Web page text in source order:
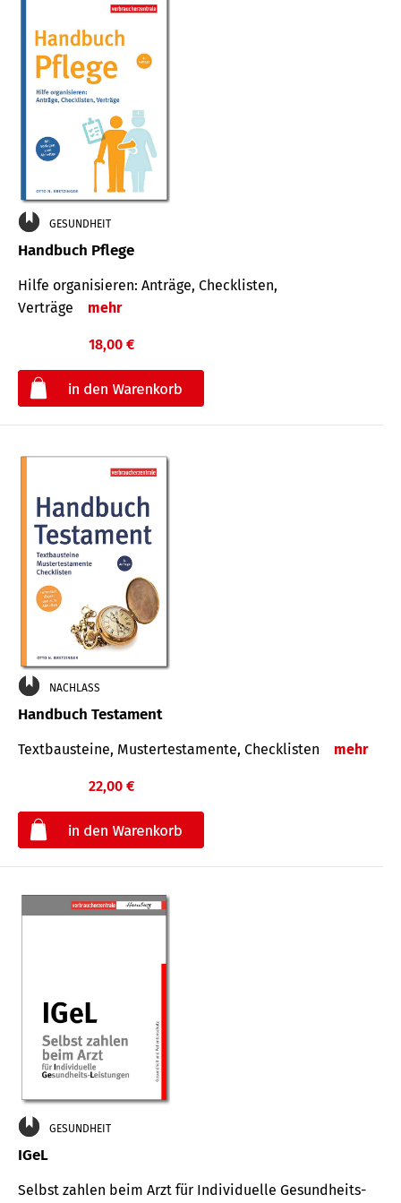
GESUNDHEIT
Handbuch Pflege
Hilfe organisieren: Anträge, Checklisten,
Verträge
mehr
18,00 €
NACHLASS
Handbuch Testament
Textbausteine, Mustertestamente, Checklisten mehr
22,00 €
GESUNDHEIT
IGeL
Selbst zahlen beim Arzt für Indi­vidu­elle Gesund­heits-